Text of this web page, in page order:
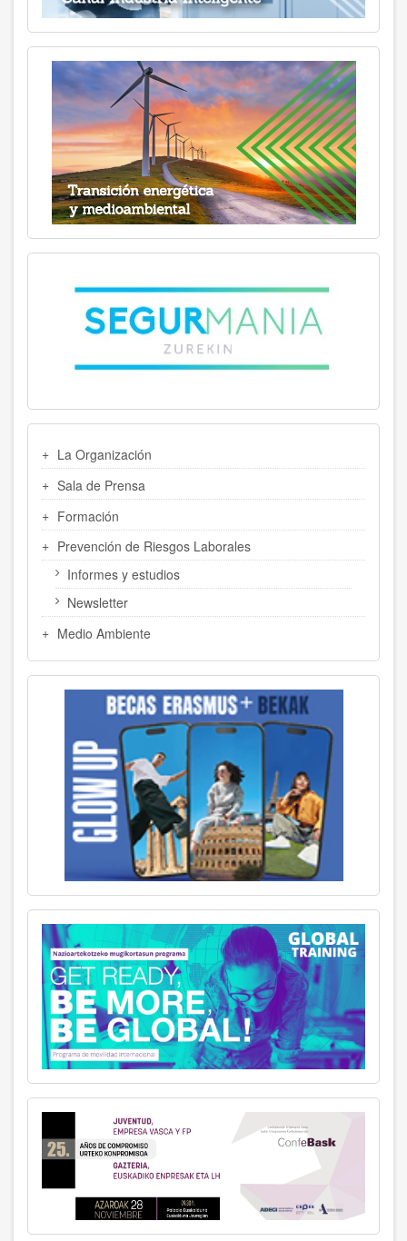
LATERAL
La Organización
Sala de Prensa
Formación
Prevención de Riesgos Laborales
Informes y estudios
Newsletter
Medio Ambiente